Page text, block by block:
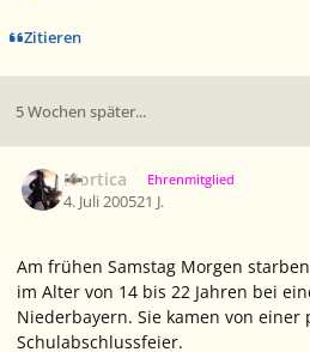
Zitieren
5 Wochen später...
Mortica Ehrenmitglied
4. Juli 200521 J.
Am frühen Samstag Morgen
im Alter von 14 bis 22 Jahren bei
Niederbayern. Sie kamen von einer
Schulabschlussfeier.